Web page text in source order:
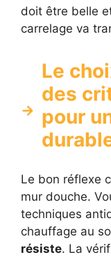
doit être belle
carrelage va
Le
des
pour
Le bon réflexe
mur douche.
techniques
chauffage au
résiste. La